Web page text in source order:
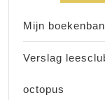
Mijn
Verslag
octopus